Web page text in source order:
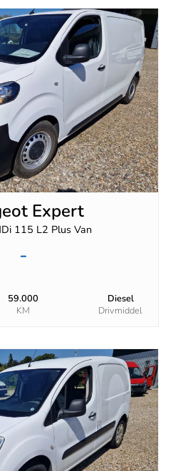
Expert
115 L2 Plus Van
-
59.000
KM
Diesel
Drivmiddel